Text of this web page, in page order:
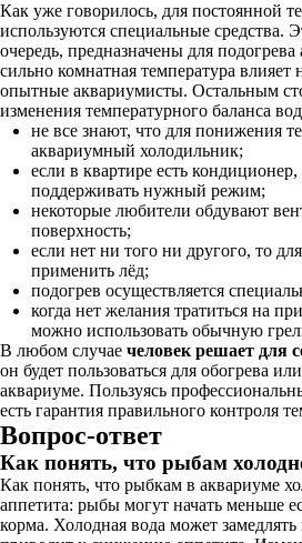
Как уже говорилось, для постоянной
используются специальные средства.
очередь, предназначены для
сильно комнатная температура влияет
опытные аквариумисты. Остальным
изменения температурного баланса
не все знают, что для понижения
аквариумный холодильник;
если в квартире есть кондиционер,
поддерживать нужный режим;
некоторые любители обдувают
поверхность;
если нет ни того ни другого, то
применить лёд;
подогрев осуществляется
когда нет желания тратиться на
можно использовать обычную
В любом случае человек решает для
он будет пользоваться для обогрева
аквариуме. Пользуясь
есть гарантия правильного контроля
Вопрос-ответ
Как понять, что рыбам
Как понять, что рыбкам в аквариуме
аппетита: рыбы могут начать меньше
корма. Холодная вода может